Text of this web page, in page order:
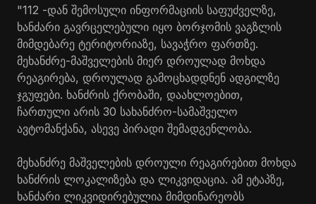
"112 -დან შემოსული ინფორმაციის საფუძველზე,
ხანძარი გავრცელებული იყო ბორჯომის ვაგზლის
მიმდებარე ტერიტორიაზე, სავაჭრო ფართზე.
მეხანძრე-მაშველების მიერ დროულად მოხდა
რეაგირება, დროულად გამოცხადდნენ ადგილზე
ჯგუფები. ხანძრის ქრობაში, დაახლოებით,
ჩართული არის 30 სახანძრო-სამაშველო
ავტომანქანა, ასევე პირადი შემადგენლობა.
მეხანძრე მაშველების დროული რეაგირებით მოხდა
ხანძრის ლოკალიზება და ლიკვიდაცია. ამ ეტაპზე,
ხანძარი ლიკვიდირებულია მიმდინარეობს